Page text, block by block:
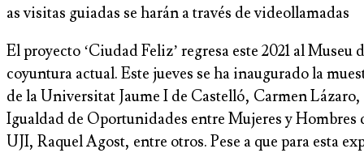
as visitas guiadas se harán a través de videollamadas
El proyecto ‘Ciudad Feliz’ regresa este 2021 al
coyuntura actual. Este jueves se ha inaugurado la
de la Universitat Jaume I de Castelló, Carmen
Igualdad de Oportunidades entre Mujeres y
UJI, Raquel Agost, entre otros. Pese a que para esta